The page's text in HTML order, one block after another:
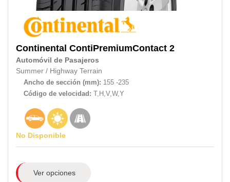
Continental ContiPremiumContact 2
Automóvil de Pasajeros
Summer / Highway Terrain
Ancho de sección (mm): 155 -235
Código de velocidad: T,H,V,W,Y
No Disponible
Ver opciones